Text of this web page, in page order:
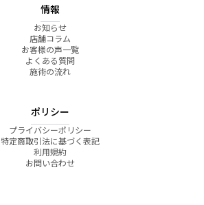
情報
お知らせ
店舗コラム
お客様の声一覧
よくある質問
施術の流れ
ポリシー
プライバシーポリシー
特定商取引法に基づく表記
利用規約
お問い合わせ